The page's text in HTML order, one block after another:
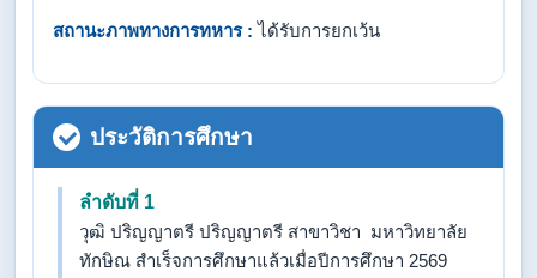
สถานะภาพทางการทหาร : ได้รับการยกเว้น
ประวัติการศึกษา
ลำดับที่ 1
วุฒิ ปริญญาตรี ปริญญาตรี สาขาวิชา มหาวิทยาลัย
ทักษิณ สำเร็จการศึกษาแล้วเมื่อปีการศึกษา 2569